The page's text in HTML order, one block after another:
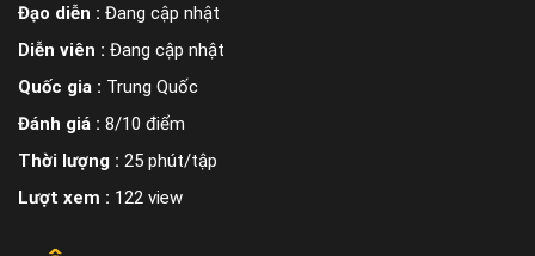
Đạo diễn : Đang cập nhật
Diễn viên : Đang cập nhật
Quốc gia : Trung Quốc
Đánh giá : 8/10 điểm
Thời lượng : 25 phút/tập
Lượt xem : 122 view